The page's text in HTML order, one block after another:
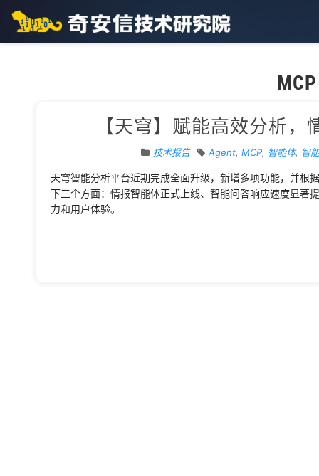
MCP
【天穹】赋能高效分析
技术报告 Agent,MCP, 智能体, 智
天穹智能分析平台近期完成全面升级，新增多项功能，并根
下三个方面：情报智能体正式上线、智能问答响应速度显著
力和用户体验。